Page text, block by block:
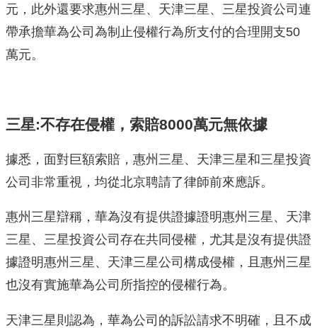
元，此外還要求惠州三星、天津三星、三星投資公司連
帶承擔華為公司為制止侵權行為所支付的合理開支50
萬元。
三星:不存在侵權，索賠8000萬元無依據
據悉，面對巨額索賠，惠州三星、天津三星和三星投資
公司非常重視，均從北京聘請了律師前來應訴。
惠州三星辯稱，華為沒有提供證據證明惠州三星、天津
三星、三星投資公司存在共同侵權，尤其是沒有提供證
據證明惠州三星、天津三星公司構成侵權，且惠州三星
也沒有實施華為公司所指控的侵權行為。
天津三星則認為，華為公司的訴訟請求不明確，且不成